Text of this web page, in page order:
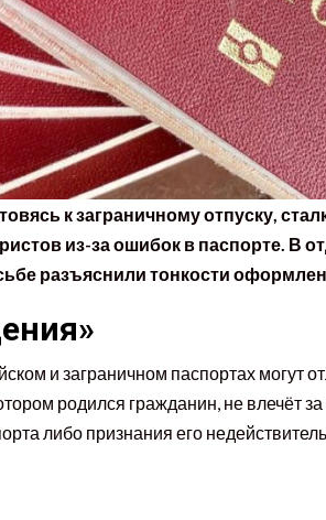
к заграничному отпуску,
из-за ошибок в паспорте. В
разъяснили тонкости
и заграничном паспортах могут
родился гражданин, не влечёт
либо признания его